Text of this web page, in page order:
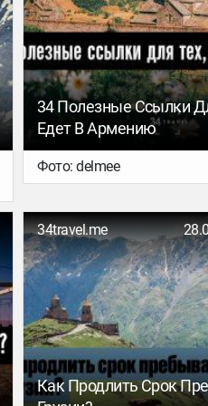
34 Полезные Ссылки
Едет В Армению
Фото: delmee
34travel.me
Как Продлить Срок